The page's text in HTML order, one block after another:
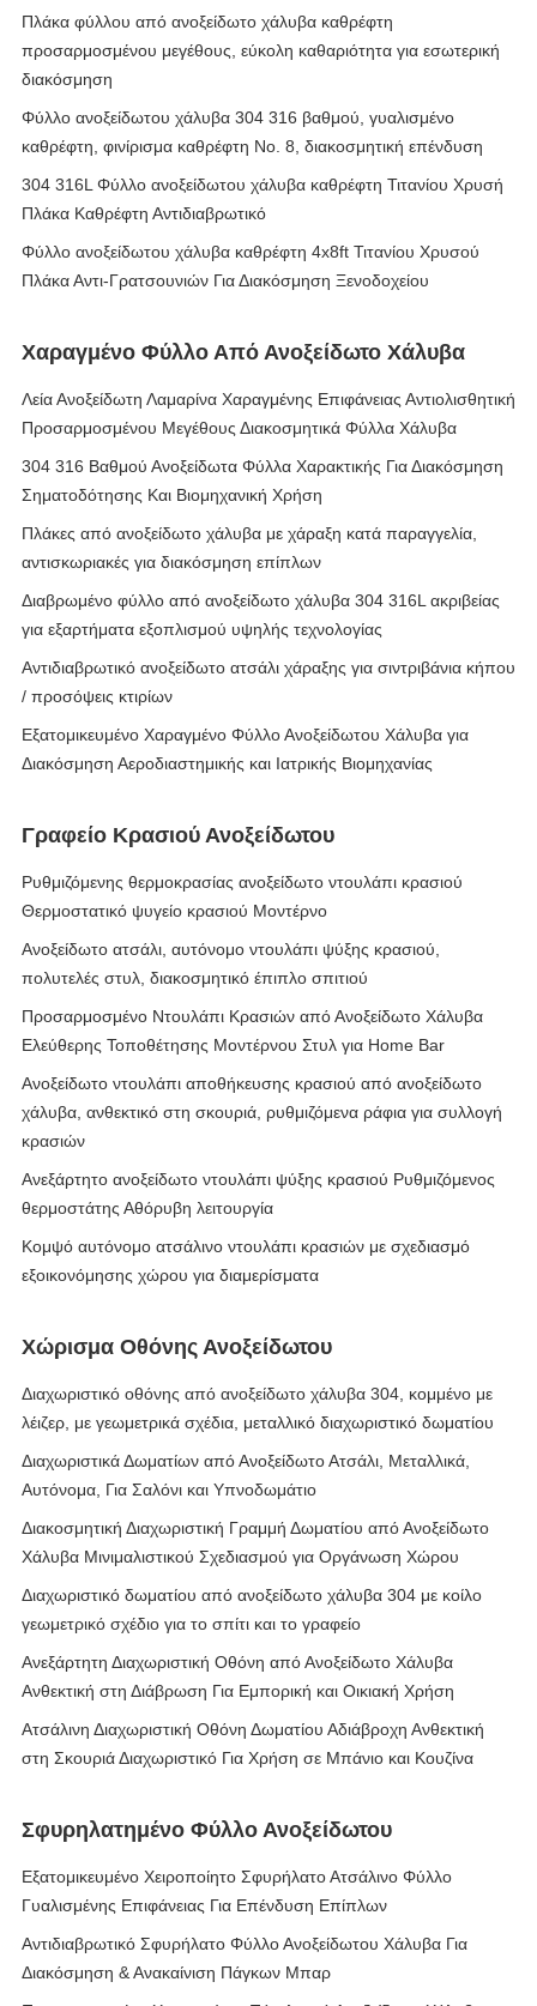
Πλάκα φύλλου από ανοξείδωτο χάλυβα καθρέφτη
προσαρμοσμένου μεγέθους, εύκολη καθαριότητα για εσωτερική
διακόσμηση
Φύλλο ανοξείδωτου χάλυβα 304 316 βαθμού, γυαλισμένο
καθρέφτη, φινίρισμα καθρέφτη Νο. 8, διακοσμητική επένδυση
304 316L Φύλλο ανοξείδωτου χάλυβα καθρέφτη Τιτανίου Χρυσή
Πλάκα Καθρέφτη Αντιδιαβρωτικό
Φύλλο ανοξείδωτου χάλυβα καθρέφτη 4x8ft Τιτανίου Χρυσού
Πλάκα Αντι-Γρατσουνιών Για Διακόσμηση Ξενοδοχείου
Χαραγμένο Φύλλο Από Ανοξείδωτο Χάλυβα
Λεία Ανοξείδωτη Λαμαρίνα Χαραγμένης Επιφάνειας Αντιολισθητική
Προσαρμοσμένου Μεγέθους Διακοσμητικά Φύλλα Χάλυβα
304 316 Βαθμού Ανοξείδωτα Φύλλα Χαρακτικής Για Διακόσμηση
Σηματοδότησης Και Βιομηχανική Χρήση
Πλάκες από ανοξείδωτο χάλυβα με χάραξη κατά παραγγελία,
αντισκωριακές για διακόσμηση επίπλων
Διαβρωμένο φύλλο από ανοξείδωτο χάλυβα 304 316L ακριβείας
για εξαρτήματα εξοπλισμού υψηλής τεχνολογίας
Αντιδιαβρωτικό ανοξείδωτο ατσάλι χάραξης για σιντριβάνια κήπου
/ προσόψεις κτιρίων
Εξατομικευμένο Χαραγμένο Φύλλο Ανοξείδωτου Χάλυβα για
Διακόσμηση Αεροδιαστημικής και Ιατρικής Βιομηχανίας
Γραφείο Κρασιού Ανοξείδωτου
Ρυθμιζόμενης θερμοκρασίας ανοξείδωτο ντουλάπι κρασιού
Θερμοστατικό ψυγείο κρασιού Μοντέρνο
Ανοξείδωτο ατσάλι, αυτόνομο ντουλάπι ψύξης κρασιού,
πολυτελές στυλ, διακοσμητικό έπιπλο σπιτιού
Προσαρμοσμένο Ντουλάπι Κρασιών από Ανοξείδωτο Χάλυβα
Ελεύθερης Τοποθέτησης Μοντέρνου Στυλ για Home Bar
Ανοξείδωτο ντουλάπι αποθήκευσης κρασιού από ανοξείδωτο
χάλυβα, ανθεκτικό στη σκουριά, ρυθμιζόμενα ράφια για συλλογή
κρασιών
Ανεξάρτητο ανοξείδωτο ντουλάπι ψύξης κρασιού Ρυθμιζόμενος
θερμοστάτης Αθόρυβη λειτουργία
Κομψό αυτόνομο ατσάλινο ντουλάπι κρασιών με σχεδιασμό
εξοικονόμησης χώρου για διαμερίσματα
Χώρισμα Οθόνης Ανοξείδωτου
Διαχωριστικό οθόνης από ανοξείδωτο χάλυβα 304, κομμένο με
λέιζερ, με γεωμετρικά σχέδια, μεταλλικό διαχωριστικό δωματίου
Διαχωριστικά Δωματίων από Ανοξείδωτο Ατσάλι, Μεταλλικά,
Αυτόνομα, Για Σαλόνι και Υπνοδωμάτιο
Διακοσμητική Διαχωριστική Γραμμή Δωματίου από Ανοξείδωτο
Χάλυβα Μινιμαλιστικού Σχεδιασμού για Οργάνωση Χώρου
Διαχωριστικό δωματίου από ανοξείδωτο χάλυβα 304 με κοίλο
γεωμετρικό σχέδιο για το σπίτι και το γραφείο
Ανεξάρτητη Διαχωριστική Οθόνη από Ανοξείδωτο Χάλυβα
Ανθεκτική στη Διάβρωση Για Εμπορική και Οικιακή Χρήση
Ατσάλινη Διαχωριστική Οθόνη Δωματίου Αδιάβροχη Ανθεκτική
στη Σκουριά Διαχωριστικό Για Χρήση σε Μπάνιο και Κουζίνα
Σφυρηλατημένο Φύλλο Ανοξείδωτου
Εξατομικευμένο Χειροποίητο Σφυρήλατο Ατσάλινο Φύλλο
Γυαλισμένης Επιφάνειας Για Επένδυση Επίπλων
Αντιδιαβρωτικό Σφυρήλατο Φύλλο Ανοξείδωτου Χάλυβα Για
Διακόσμηση & Ανακαίνιση Πάγκων Μπαρ